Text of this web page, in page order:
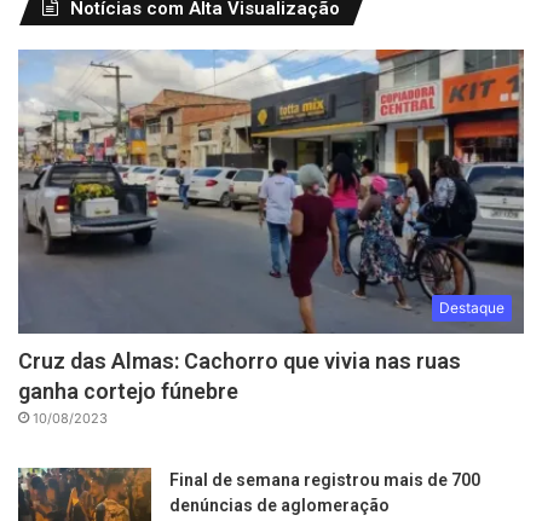
Notícias com Alta Visualização
Destaque
Cruz das Almas: Cachorro que vivia nas ruas
ganha cortejo fúnebre
10/08/2023
Final de semana registrou mais de 700
denúncias de aglomeração